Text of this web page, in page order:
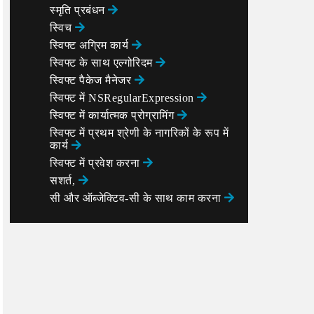
स्मृति प्रबंधन
स्विच
स्विफ्ट अग्रिम कार्य
स्विफ्ट के साथ एल्गोरिदम
स्विफ्ट पैकेज मैनेजर
स्विफ्ट में NSRegularExpression
स्विफ्ट में कार्यात्मक प्रोग्रामिंग
स्विफ्ट में प्रथम श्रेणी के नागरिकों के रूप में
कार्य
स्विफ्ट में प्रवेश करना
सशर्त,
सी और ऑब्जेक्टिव-सी के साथ काम करना